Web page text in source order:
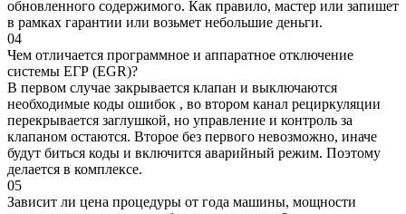
обновленного содержимого. Как правило, мастер или запишет
в рамках гарантии или возьмет небольшие деньги.
04
Чем отличается программное и аппаратное отключение
системы ЕГР (EGR)?
В первом случае закрывается клапан и выключаются
необходимые коды ошибок , во втором канал рециркуляции
перекрывается заглушкой, но управление и контроль за
клапаном остаются. Второе без первого невозможно, иначе
будут биться коды и включится аварийный режим. Поэтому
делается в комплексе.
05
Зависит ли цена процедуры от года машины, мощности